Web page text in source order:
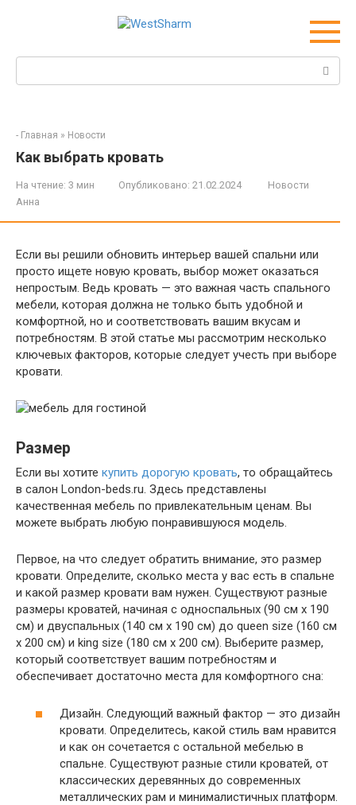
- Главная » Новости
Как выбрать кровать
На чтение: 3 мин Опубликовано: 21.02.2024
Новости
Анна
Если вы решили обновить интерьер вашей спальни или
просто ищете новую кровать, выбор может оказаться
непростым. Ведь кровать — это важная часть спального
мебели, которая должна не только быть удобной и
комфортной, но и соответствовать вашим вкусам и
потребностям. В этой статье мы рассмотрим несколько
ключевых факторов, которые следует учесть при выборе
кровати.
Размер
Если вы хотите купить дорогую кровать, то обращайтесь
в салон London-beds.ru. Здесь представлены
качественная мебель по привлекательным ценам. Вы
можете выбрать любую понравившуюся модель.
Первое, на что следует обратить внимание, это размер
кровати. Определите, сколько места у вас есть в спальне
и какой размер кровати вам нужен. Существуют разные
размеры кроватей, начиная с односпальных (90 см x 190
см) и двуспальных (140 см x 190 см) до queen size (160 см
x 200 см) и king size (180 см x 200 см). Выберите размер,
который соответствует вашим потребностям и
обеспечивает достаточно места для комфортного сна:
Дизайн. Следующий важный фактор — это дизайн
кровати. Определитесь, какой стиль вам нравится
и как он сочетается с остальной мебелью в
спальне. Существуют разные стили кроватей, от
классических деревянных до современных
металлических рам и минималистичных платформ.